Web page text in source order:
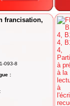
francisation,
093-8
: